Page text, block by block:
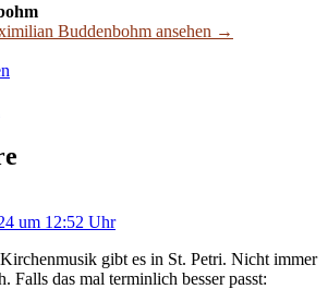
Buddenbohm ansehen →
um 12:52 Uhr
gibt es in St. Petri. Nicht immer
Falls das mal terminlich besser passt: